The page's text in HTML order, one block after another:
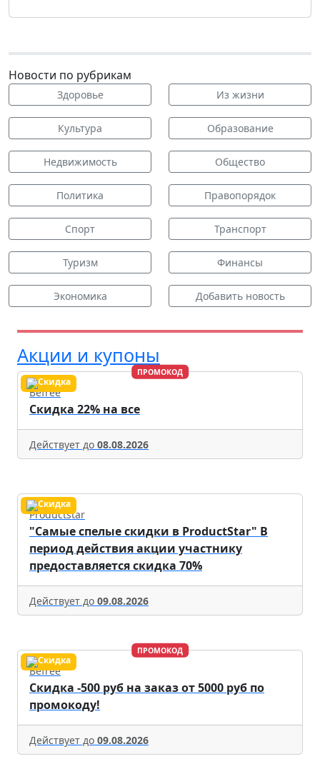
Новости по рубрикам
Здоровье Из жизни
Культура Образование
Недвижимость Общество
Политика Правопорядок
Спорт Транспорт
Туризм Финансы
Экономика Добавить новость
Акции и купоны
ПРОМОКОД
Befree
Скидка 22% на все
Действует до 08.08.2026
Productstar
"Самые спелые скидки в ProductStar" В
период действия акции участнику
предоставляется скидка 70%
Действует до 09.08.2026
ПРОМОКОД
Befree
Скидка -500 руб на заказ от 5000 руб по
промокоду!
Действует до 09.08.2026